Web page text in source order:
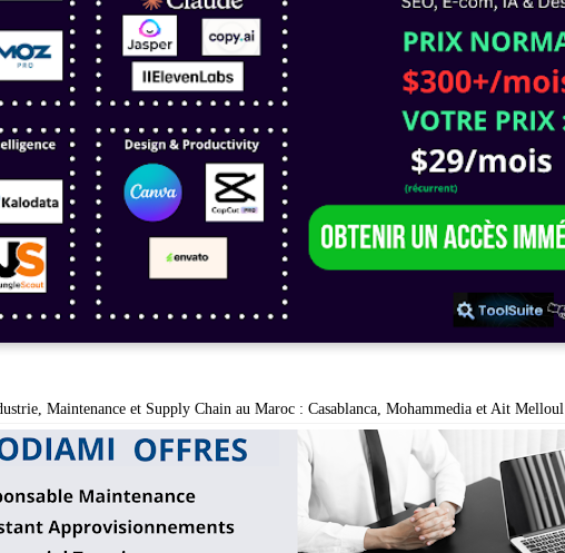
Maintenance et Supply Chain au Maroc : Casablanca, Mohammedia et Ait Melloul